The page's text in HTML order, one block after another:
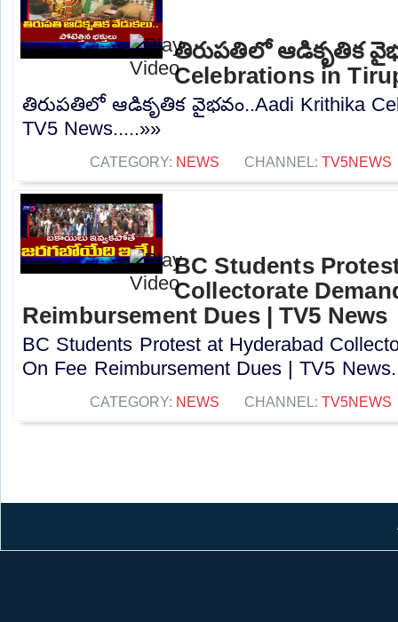
తిరుపతిలో ఆడికృతిక
Celebrations in
తిరుపతిలో ఆడికృతిక వైభవం..Aadi Krithika
TV5 News.....»»
CATEGORY: NEWS CHANNEL: TV5NEWS
BC Students
Collectorate
Reimbursement Dues | TV5 News
BC Students Protest at Hyderabad
On Fee Reimbursement Dues | TV5
CATEGORY: NEWS CHANNEL: TV5NEWS